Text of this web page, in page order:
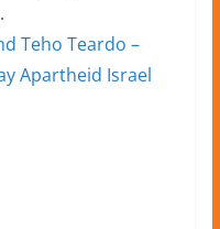
Teho Teardo –
Apartheid Israel